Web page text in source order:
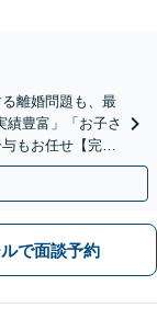
離婚問題も、最
績豊富」「お子さ
もお任せ【完全
ルで面談予約